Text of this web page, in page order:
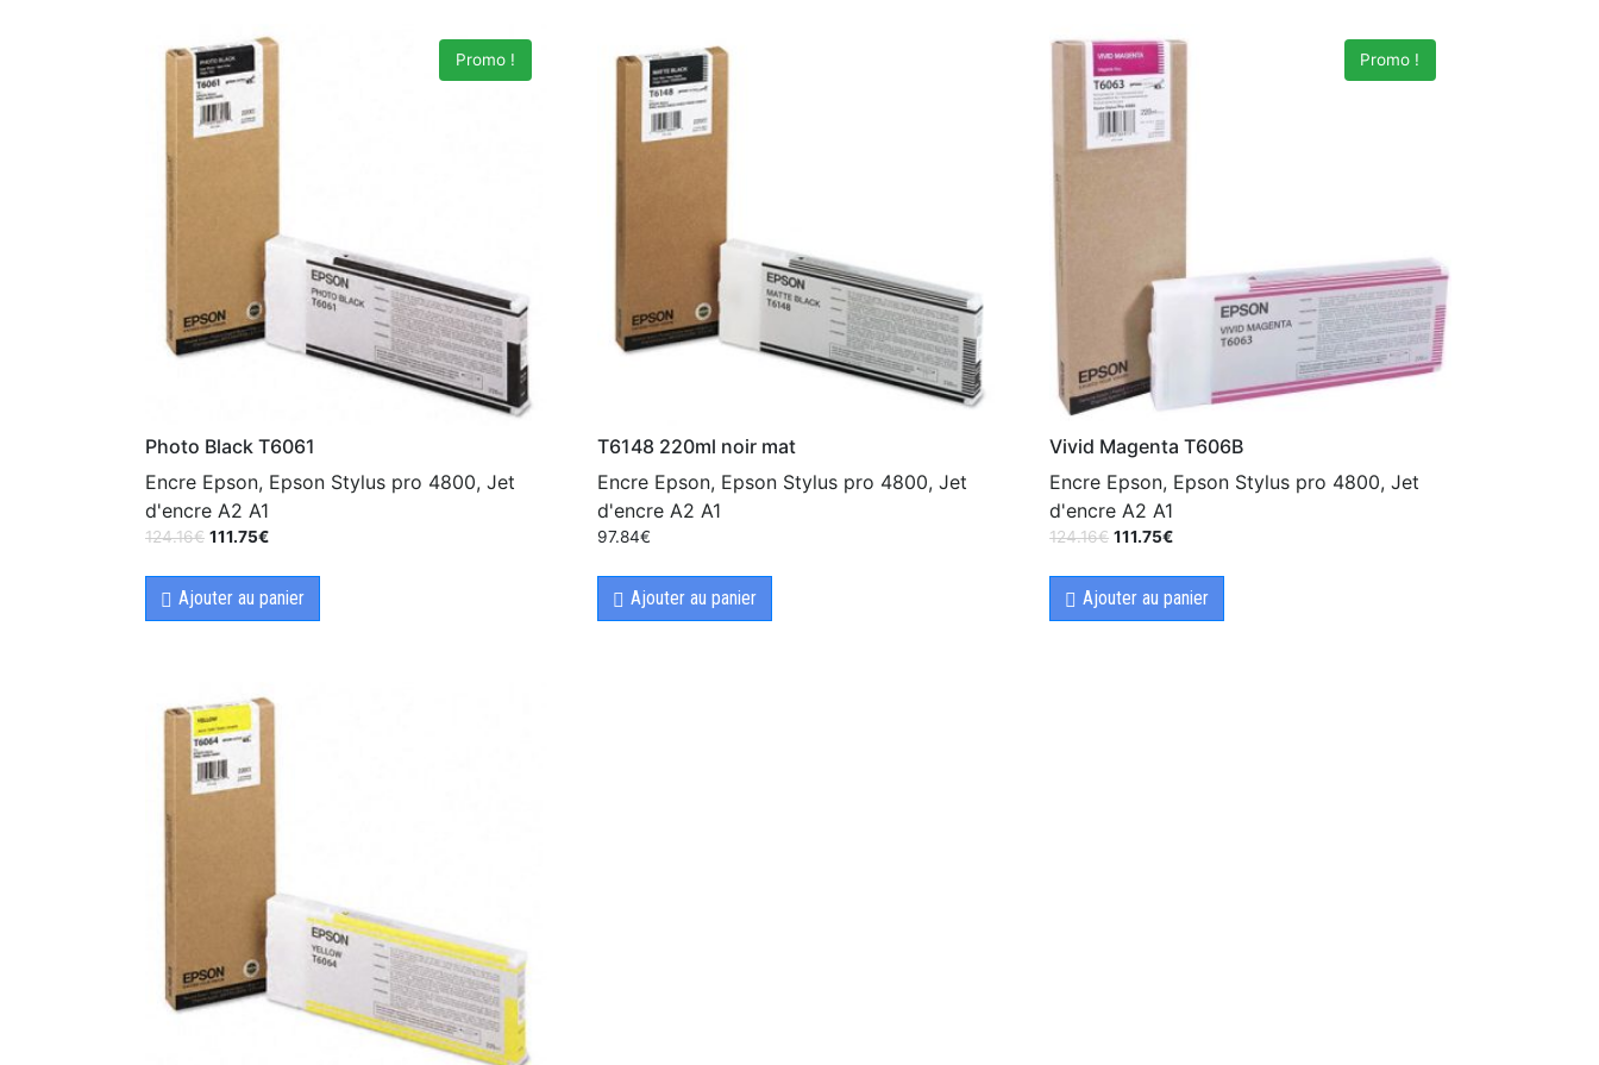
Promo !
Photo Black T6061
Encre Epson, Epson Stylus pro 4800, Jet
d'encre A2 A1
124.16€ 111.75€
Ajouter au panier
T6148 220ml noir mat
Encre Epson, Epson Stylus pro 4800, Jet
d'encre A2 A1
97.84€
Ajouter au panier
Promo !
Vivid Magenta T606B
Encre Epson, Epson Stylus pro 4800, Jet
d'encre A2 A1
124.16€ 111.75€
Ajouter au panier